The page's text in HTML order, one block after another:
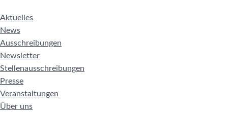
Aktuelles
News
Ausschreibungen
Newsletter
Stellenausschreibungen
Presse
Veranstaltungen
Über uns